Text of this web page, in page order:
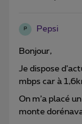
P Pepsi
Bonjour,
Je dispose
mbps car à
On m’a placé
monte